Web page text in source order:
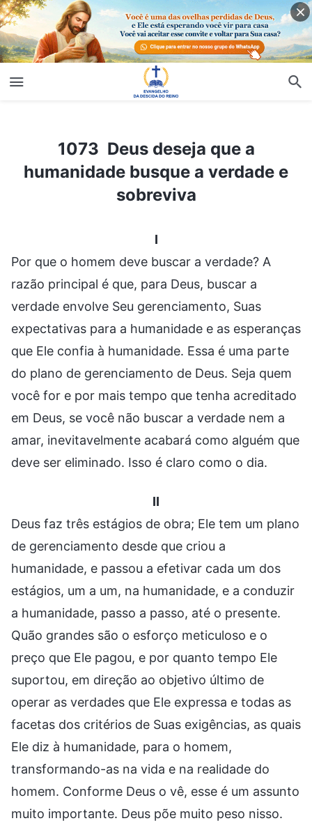
1073 Deus deseja que a
humanidade busque a verdade e
sobreviva
I
Por que o homem deve buscar a verdade? A
razão principal é que, para Deus, buscar a
verdade envolve Seu gerenciamento, Suas
expectativas para a humanidade e as esperanças
que Ele confia à humanidade. Essa é uma parte
do plano de gerenciamento de Deus. Seja quem
você for e por mais tempo que tenha acreditado
em Deus, se você não buscar a verdade nem a
amar, inevitavelmente acabará como alguém que
deve ser eliminado. Isso é claro como o dia.
II
Deus faz três estágios de obra; Ele tem um plano
de gerenciamento desde que criou a
humanidade, e passou a efetivar cada um dos
estágios, um a um, na humanidade, e a conduzir
a humanidade, passo a passo, até o presente.
Quão grandes são o esforço meticuloso e o
preço que Ele pagou, e por quanto tempo Ele
suportou, em direção ao objetivo último de
operar as verdades que Ele expressa e todas as
facetas dos critérios de Suas exigências, as quais
Ele diz à humanidade, para o homem,
transformando-as na vida e na realidade do
homem. Conforme Deus o vê, esse é um assunto
muito importante. Deus põe muito peso nisso.